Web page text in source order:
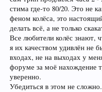
стима где-то 80/20. Это не
феном колёса, это
делать всё, а не только
Все любители колёс знают,
я их качеством удивлён не
входах, не на выходах у
форуме за моё нахождение
уверенно.
Убедиться в этом не сложно.